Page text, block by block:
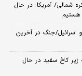
شمالی/ آمریکا: در حال
هستیم
و اسرائیل/جنگ در آخرین
زیر کاخ سفید در حال